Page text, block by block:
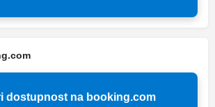
dostupnost na booking.com